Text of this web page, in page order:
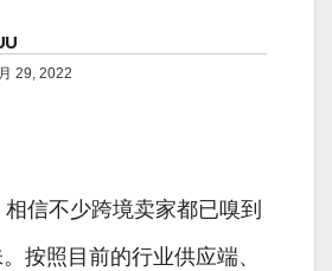
29, 2022
信不少跨境卖家都已嗅到
按照目前的行业供应端、